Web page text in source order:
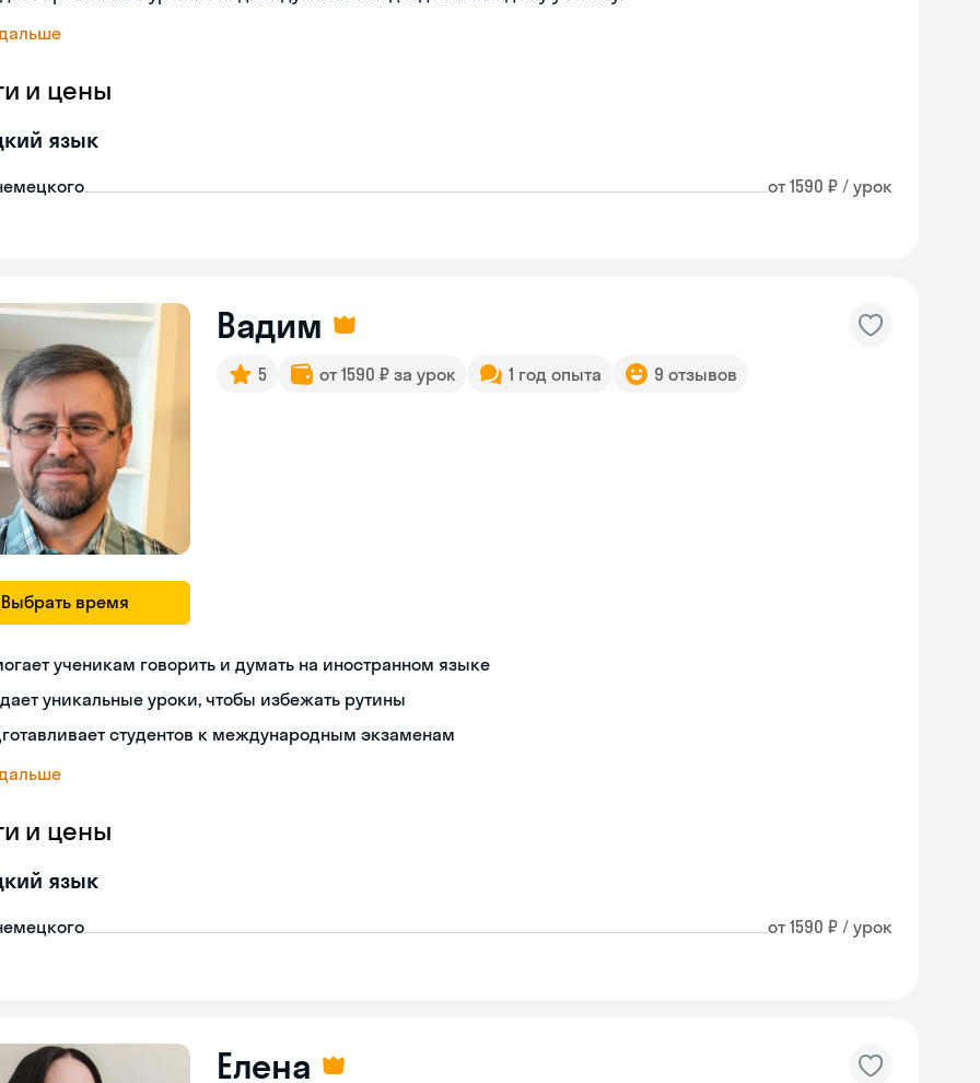
и цены
язык
от 1590 ₽ / урок
Выбрать время
Вадим
5 от 1590 ₽ за урок 1 год опыта 9 отзывов
ученикам говорить и думать на иностранном языке
уникальные уроки, чтобы избежать рутины
студентов к международным экзаменам
и цены
язык
от 1590 ₽ / урок
Елена